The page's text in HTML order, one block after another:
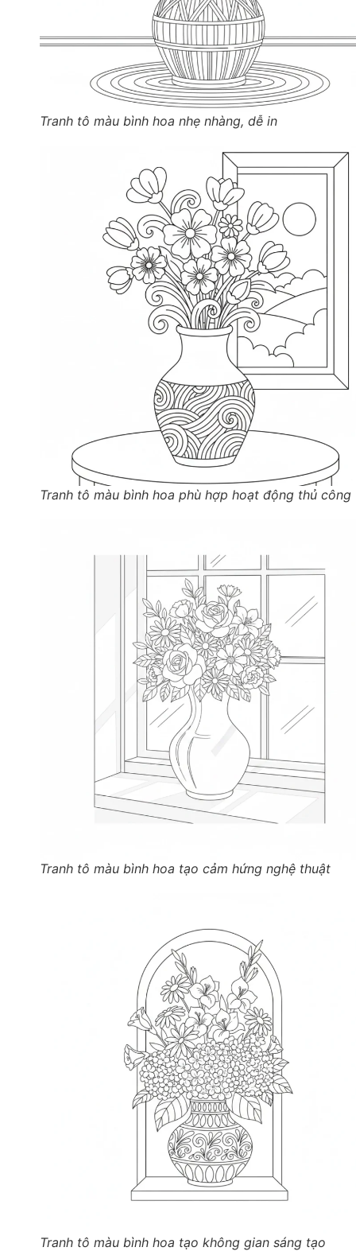
Tranh tô màu bình hoa nhẹ nhàng, dễ in
Tranh tô màu bình hoa phù hợp hoạt động thủ công
Tranh tô màu bình hoa tạo cảm hứng nghệ thuật
Tranh tô màu bình hoa tạo không gian sáng tạo